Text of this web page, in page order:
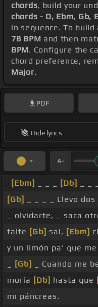
chords, build your
chords - D, Ebm, Gb,
in sequence. To
78 BPM and then
BPM. Configure the
chord preference,
Major.
PDF
Hide lyrics
[Ebm] [Db]
[Gb]
_ _ _ _ Llevo
_ olvidarte, _ saca
falte [Gb] sal, [Ebm]
y un limón pa' que me
[Gb]
_ Cuando me
moría [Db] hasta que
mi páncreas.